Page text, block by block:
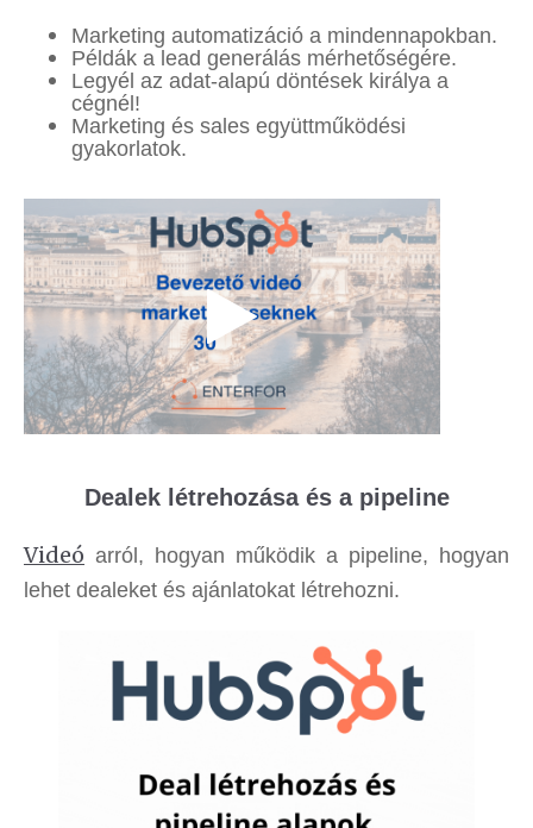
Marketing automatizáció a mindennapokban.
Példák a lead generálás mérhetőségére.
Legyél az adat-alapú döntések királya a
cégnél!
Marketing és sales együttműködési
gyakorlatok.
Dealek létrehozása és a pipeline
Videó arról, hogyan működik a pipeline, hogyan
lehet dealeket és ajánlatokat létrehozni.